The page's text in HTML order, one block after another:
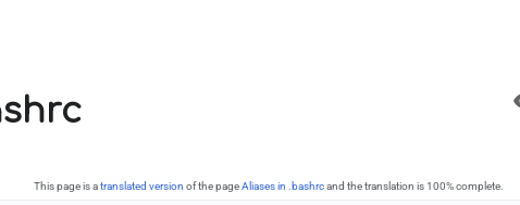
This page is atranslated version of the pageAliases in .bashrcand the translation is 100% complete.